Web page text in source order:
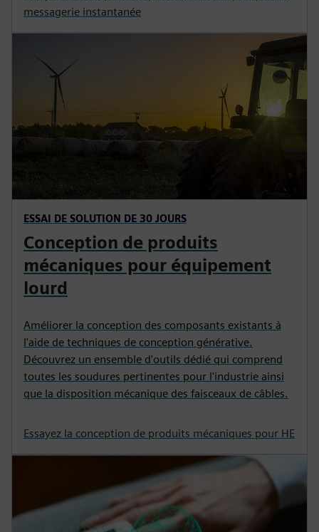
messagerie instantanée
ESSAI DE SOLUTION DE 30 JOURS
Conception de produits
mécaniques pour équipement
lourd
Améliorer la conception des composants existants à
l'aide de techniques de conception générative.
Découvrez un ensemble d'outils dédié qui comprend
toutes les soudures pertinentes pour l'industrie ainsi
que la disposition mécanique des faisceaux de câbles.
Essayez la conception de produits mécaniques pour HE